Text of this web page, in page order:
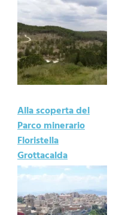
Alla scoperta del
Parco minerario
Floristella
Grottacalda